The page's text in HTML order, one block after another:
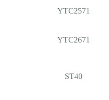
YTC2571
YTC2671
ST40